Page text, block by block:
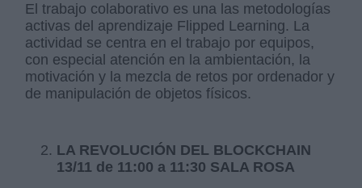
El trabajo colaborativo es una las metodologías
activas del aprendizaje Flipped Learning. La
actividad se centra en el trabajo por equipos,
con especial atención en la ambientación, la
motivación y la mezcla de retos por ordenador y
de manipulación de objetos físicos.
LA REVOLUCIÓN DEL BLOCKCHAIN
13/11 de 11:00 a 11:30 SALA ROSA